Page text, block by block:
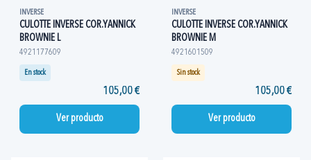
INVERSE
CULOTTE INVERSE COR.YANNICK
BROWNIE L
4921177609
En stock
105,00 €
Ver producto
INVERSE
CULOTTE INVERSE COR.YANNICK
BROWNIE M
4921601509
Sin stock
105,00 €
Ver producto